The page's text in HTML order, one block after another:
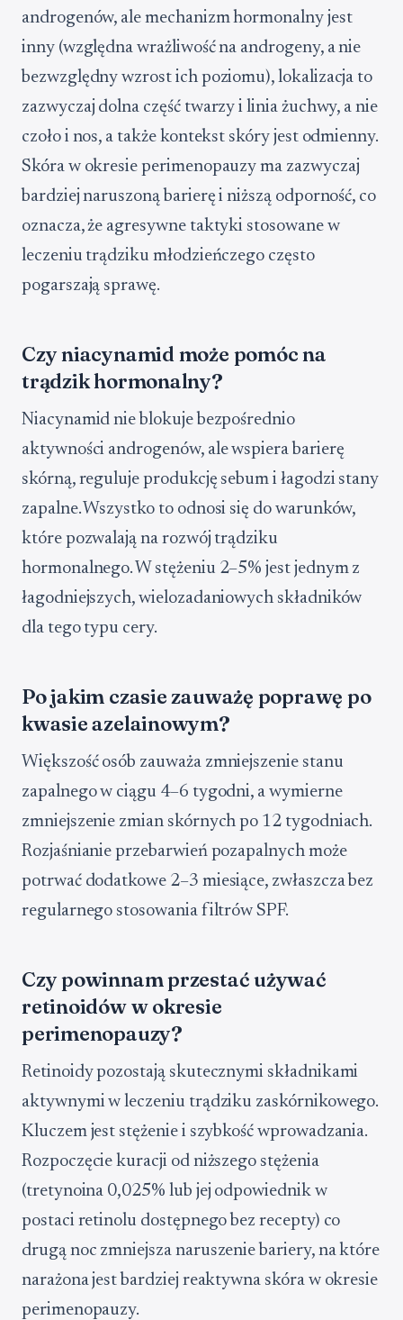
androgenów, ale mechanizm hormonalny jest
inny (względna wrażliwość na androgeny, a nie
bezwzględny wzrost ich poziomu), lokalizacja to
zazwyczaj dolna część twarzy i linia żuchwy, a nie
czoło i nos, a także kontekst skóry jest odmienny.
Skóra w okresie perimenopauzy ma zazwyczaj
bardziej naruszoną barierę i niższą odporność, co
oznacza, że agresywne taktyki stosowane w
leczeniu trądziku młodzieńczego często
pogarszają sprawę.
Czy niacynamid może pomóc na
trądzik hormonalny?
Niacynamid nie blokuje bezpośrednio
aktywności androgenów, ale wspiera barierę
skórną, reguluje produkcję sebum i łagodzi stany
zapalne. Wszystko to odnosi się do warunków,
które pozwalają na rozwój trądziku
hormonalnego. W stężeniu 2–5% jest jednym z
łagodniejszych, wielozadaniowych składników
dla tego typu cery.
Po jakim czasie zauważę poprawę po
kwasie azelainowym?
Większość osób zauważa zmniejszenie stanu
zapalnego w ciągu 4–6 tygodni, a wymierne
zmniejszenie zmian skórnych po 12 tygodniach.
Rozjaśnianie przebarwień pozapalnych może
potrwać dodatkowe 2–3 miesiące, zwłaszcza bez
regularnego stosowania filtrów SPF.
Czy powinnam przestać używać
retinoidów w okresie
perimenopauzy?
Retinoidy pozostają skutecznymi składnikami
aktywnymi w leczeniu trądziku zaskórnikowego.
Kluczem jest stężenie i szybkość wprowadzania.
Rozpoczęcie kuracji od niższego stężenia
(tretynoina 0,025% lub jej odpowiednik w
postaci retinolu dostępnego bez recepty) co
drugą noc zmniejsza naruszenie bariery, na które
narażona jest bardziej reaktywna skóra w okresie
perimenopauzy.